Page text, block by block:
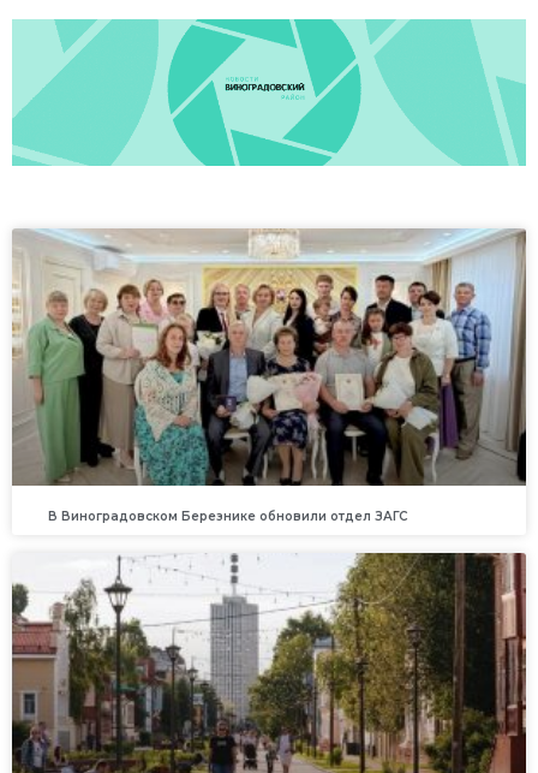
В Виноградовском Березнике обновили отдел ЗАГС